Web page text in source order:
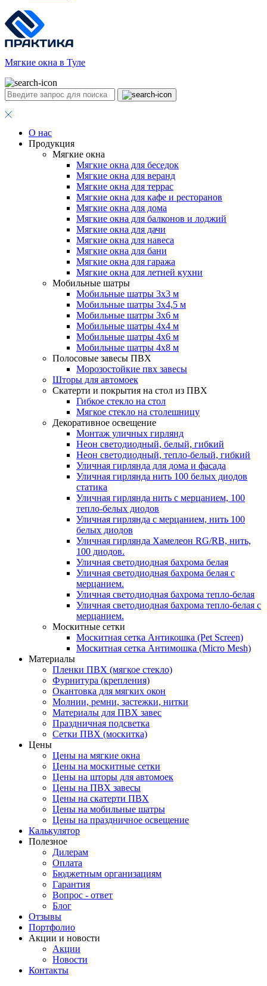
Мягкие окна в Туле
О нас
Продукция
Мягкие окна
Мягкие окна для беседок
Мягкие окна для веранд
Мягкие окна для террас
Мягкие окна для кафе и ресторанов
Мягкие окна для дома
Мягкие окна для балконов и лоджий
Мягкие окна для дачи
Мягкие окна для навеса
Мягкие окна для бани
Мягкие окна для гаража
Мягкие окна для летней кухни
Мобильные шатры
Мобильные шатры 3х3 м
Мобильные шатры 3х4,5 м
Мобильные шатры 3х6 м
Мобильные шатры 4х4 м
Мобильные шатры 4х6 м
Мобильные шатры 4х8 м
Полосовые завесы ПВХ
Морозостойкие пвх завесы
Шторы для автомоек
Скатерти и покрытия на стол из ПВХ
Гибкое стекло на стол
Мягкое стекло на столешницу
Декоративное освещение
Монтаж уличных гирлянд
Неон светодиодный, белый, гибкий
Неон светодиодный, тепло-белый, гибкий
Уличная гирлянда для дома и фасада
Уличная гирлянда нить 100 белых диодов
статика
Уличная гирлянда нить с мерцанием, 100
тепло-белых диодов
Уличная гирлянда с мерцанием, нить 100
белых диодов
Уличная гирлянда Хамелеон RG/RB, нить,
100 диодов.
Уличная светодиодная бахрома белая
Уличная светодиодная бахрома белая с
мерцанием.
Уличная светодиодная бахрома тепло-белая
Уличная светодиодная бахрома тепло-белая с
мерцанием.
Москитные сетки
Москитная сетка Антикошка (Pet Screen)
Москитная сетка Антимошка (Micro Mesh)
Материалы
Пленки ПВХ (мягкое стекло)
Фурнитура (крепления)
Окантовка для мягких окон
Молнии, ремни, застежки, нитки
Материалы для ПВХ завес
Праздничная подсветка
Сетки ПВХ (москитка)
Цены
Цены на мягкие окна
Цены на москитные сетки
Цены на шторы для автомоек
Цены на ПВХ завесы
Цены на скатерти ПВХ
Цены на мобильные шатры
Цены на праздничное освещение
Калькулятор
Полезное
Дилерам
Оплата
Бюджетным организациям
Гарантия
Вопрос - ответ
Блог
Отзывы
Портфолио
Акции и новости
Акции
Новости
Контакты